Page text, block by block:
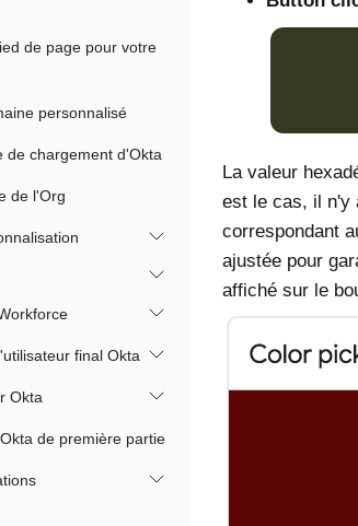
de page pour votre
personnalisé
de chargement d'Okta
de l'Org
final Okta
Okta
de première partie
La valeur
est le cas, il n'y
correspondant
ajustée pour
affiché sur le